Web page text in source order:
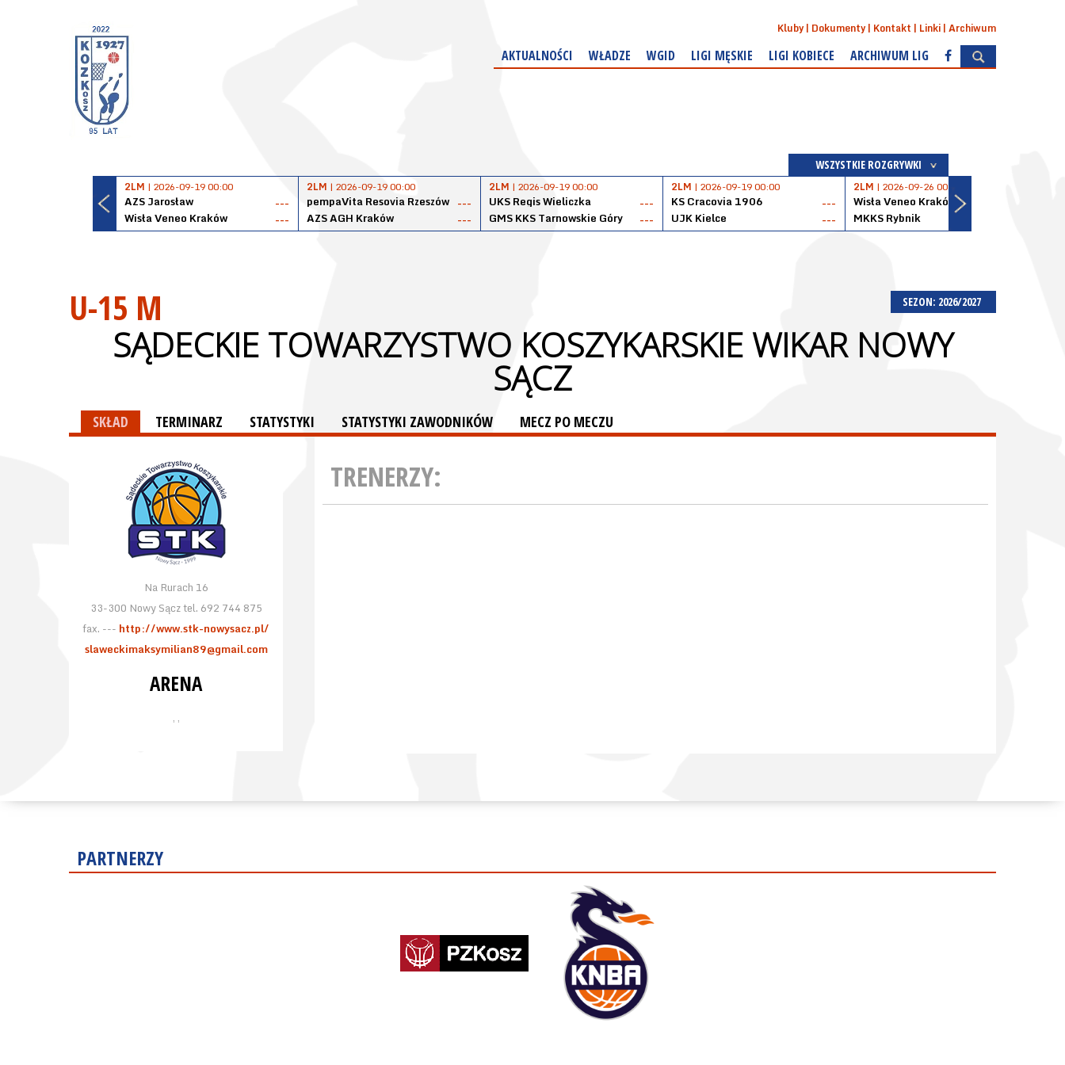
Kluby Dokumenty Kontakt Linki Archiwum
AKTUALNOŚCI WŁADZE WGID LIGI MĘSKIE LIGI KOBIECE ARCHIWUM LIG
WSZYSTKIE ROZGRYWKI
2LM | 2026-09-19 00:00
AZS Jarosław
---
Wisła Veneo Kraków
---
2LM | 2026-09-19 00:00
pempaVita Resovia Rzeszów ---
AZS AGH Kraków
---
2LM | 2026-09-19 00:00
UKS Regis Wieliczka
---
GMS KKS Tarnowskie Góry
---
2LM | 2026-09-19 00:00
KS Cracovia 1906
---
UJK Kielce
---
2LM | 2026-09-26 00:00
Wisła Veneo Kraków
MKKS Rybnik
SEZON: 2026/2027
U-15 M
SĄDECKIE TOWARZYSTWO KOSZYKARSKIE WIKAR NOWY
SĄCZ
SKŁAD TERMINARZ STATYSTYKI STATYSTYKI ZAWODNIKÓW MECZ PO MECZU
Na Rurach 16
33-300 Nowy Sącz tel. 692 744 875
fax. --- http://www.stk-nowysacz.pl/
slaweckimaksymilian89@gmail.com
ARENA
, ,
TRENERZY:
PARTNERZY